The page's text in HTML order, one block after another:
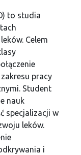
to studia
Celem
pracy
Student
nauk
specjalizacji w
leków.
i